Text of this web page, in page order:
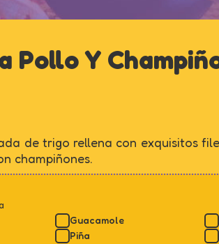
Pollo Y
de trigo rellena con exquisitos
champiñones.
Guacamole
Piña